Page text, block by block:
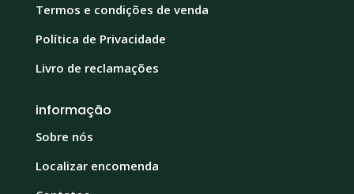
Termos e condições de venda
Política de Privacidade
Livro de reclamações
informação
Sobre nós
Localizar encomenda